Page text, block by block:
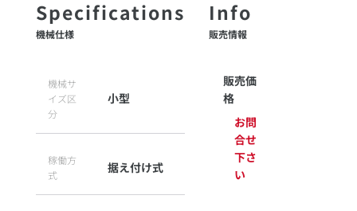
機械仕様
機械サ
イズ区
分
小型
稼働方
式
据え付け式
販売情報
販売価
格
お問
合せ
下さ
い